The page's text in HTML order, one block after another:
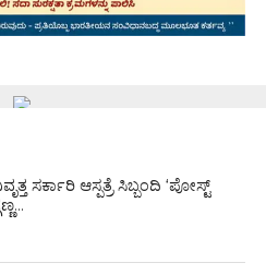
ಸರ್ಕಾರಿ ಆಸ್ಪತ್ರೆ ಸಿಬ್ಬಂದಿ ‘ಪೋಸ್ಟ್